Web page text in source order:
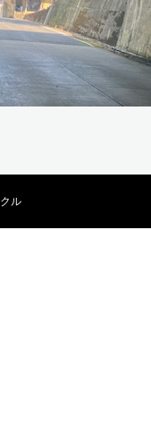
ル